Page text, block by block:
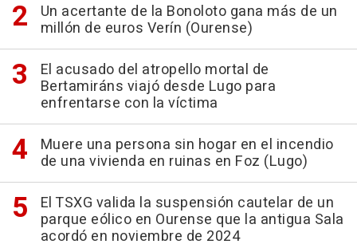
Un acertante de la Bonoloto gana más de un
millón de euros Verín (Ourense)
El acusado del atropello mortal de
Bertamiráns viajó desde Lugo para
enfrentarse con la víctima
Muere una persona sin hogar en el incendio
de una vivienda en ruinas en Foz (Lugo)
El TSXG valida la suspensión cautelar de un
parque eólico en Ourense que la antigua Sala
acordó en noviembre de 2024